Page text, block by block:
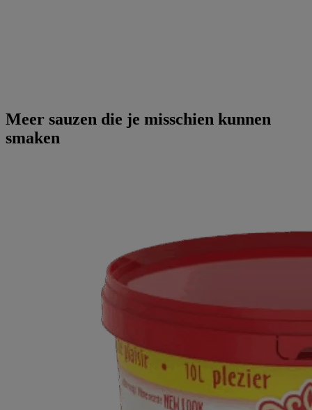
Meer sauzen die je misschien kunnen
smaken